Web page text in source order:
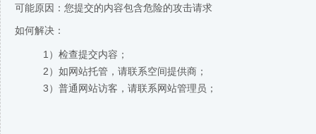
可能原因：您提交的内容包含危险的攻击请求
如何解决：
1）检查提交内容；
2）如网站托管，请联系空间提供商；
3）普通网站访客，请联系网站管理员；